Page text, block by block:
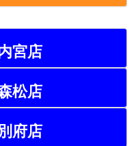
宮店
松店
府店